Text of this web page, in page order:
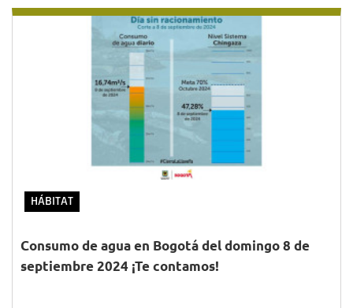
HÁBITAT
Consumo de agua en Bogotá del domingo 8 de
septiembre 2024 ¡Te contamos!